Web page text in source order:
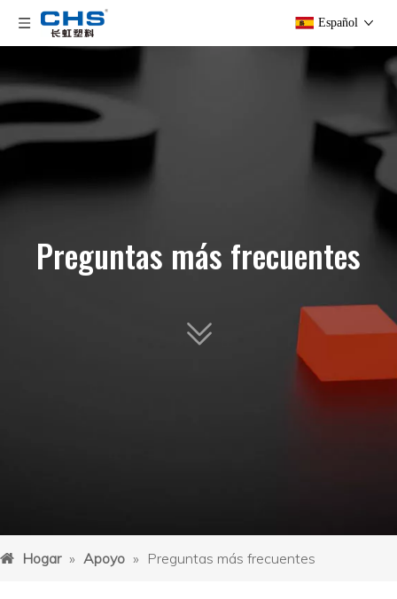
Español
Preguntas más frecuentes
Hogar » Apoyo » Preguntas más frecuentes